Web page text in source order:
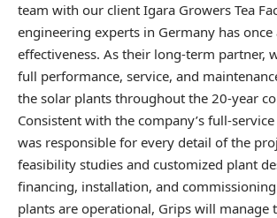
team with our client Igara Growers Tea
engineering experts in Germany has
effectiveness. As their long-term partner,
full performance, service, and
the solar plants throughout the 20-year
Consistent with the company’s full-
was responsible for every detail of the
feasibility studies and customized plant
financing, installation, and
plants are operational, Grips will manage